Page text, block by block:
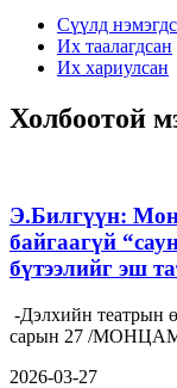
Сүүлд
Их таалагдсан
Их хариулсан
Холбоотой
Э.Билгүүн:
байгаагүй
бүтээлийг эш
-Дэлхийн театрын
сарын 27 /
2026-03-27